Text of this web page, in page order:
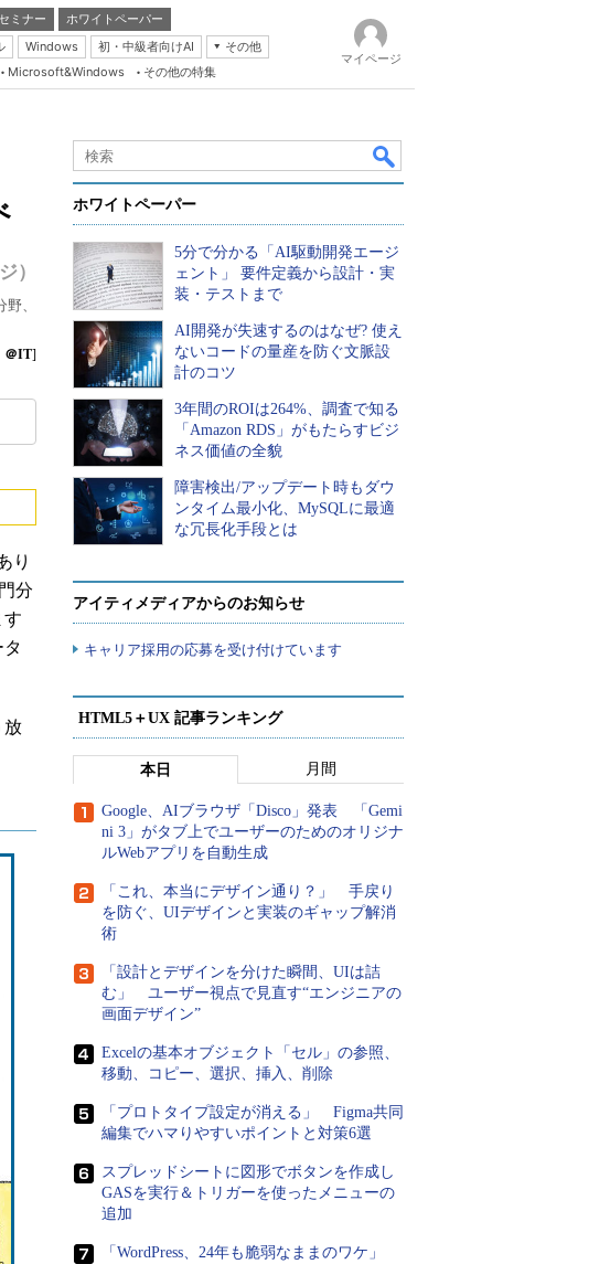
セミナー
ホワイトペーパー
Windows 初・中級者向けAI
その他
Server & Storage
Java Agile
Database Expert
Linux ＆ OSS
Master of IP Network
& Tools
Microsoft&Windows その他の特集
マイページ
）
、
＠IT]
り
分
す
放
ホワイトペーパー
5分で分かる「AI駆動開発エージ
ェント」 要件定義から設計・実
装・テストまで
AI開発が失速するのはなぜ? 使え
ないコードの量産を防ぐ文脈設
計のコツ
3年間のROIは264%、調査で知る
「Amazon RDS」がもたらすビジ
ネス価値の全貌
障害検出/アップデート時もダウ
ンタイム最小化、MySQLに最適
な冗長化手段とは
アイティメディアからのお知らせ
キャリア採用の応募を受け付けています
HTML5＋UX 記事ランキング
本日 月間
Google、AIブラウザ「Disco」発表 「Gemi
ni 3」がタブ上でユーザーのためのオリジナ
ルWebアプリを自動生成
「これ、本当にデザイン通り？」 手戻り
を防ぐ、UIデザインと実装のギャップ解消
術
「設計とデザインを分けた瞬間、UIは詰
む」 ユーザー視点で見直す“エンジニアの
画面デザイン”
Excelの基本オブジェクト「セル」の参照、
移動、コピー、選択、挿入、削除
「プロトタイプ設定が消える」 Figma共同
編集でハマりやすいポイントと対策6選
スプレッドシートに図形でボタンを作成し
GASを実行＆トリガーを使ったメニューの
追加
「WordPress、24年も脆弱なままのワケ」